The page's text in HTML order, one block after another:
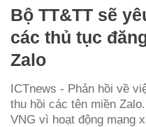
Bộ TT&TT sẽ
các thủ tục
Zalo
ICTnews - Phản hồi về
thu hồi các tên miền
VNG vì hoạt động mạng